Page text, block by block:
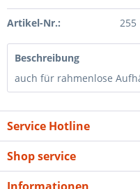
Artikel-Nr.: 255
Beschreibung
auch für rahmenlose
Service Hotline
Shop service